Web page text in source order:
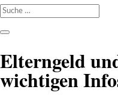
Elterngeld
wichtigen